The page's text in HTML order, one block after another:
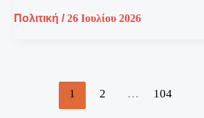
Πολιτική /26 Ιουλίου 2026
1 2 … 104